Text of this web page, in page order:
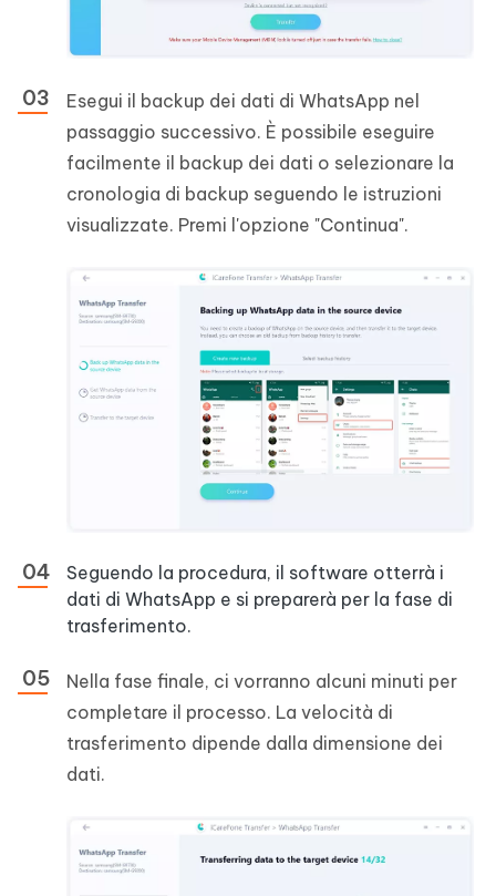
Esegui il backup dei dati di WhatsApp nel
passaggio successivo. È possibile eseguire
facilmente il backup dei dati o selezionare la
cronologia di backup seguendo le istruzioni
visualizzate. Premi l'opzione "Continua".
Seguendo la procedura, il software otterrà i
dati di WhatsApp e si preparerà per la fase di
trasferimento.
Nella fase finale, ci vorranno alcuni minuti per
completare il processo. La velocità di
trasferimento dipende dalla dimensione dei
dati.